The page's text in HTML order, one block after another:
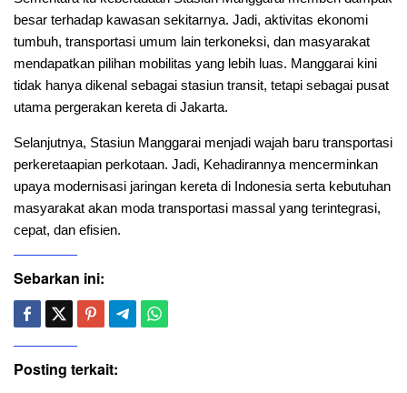
besar terhadap kawasan sekitarnya. Jadi, aktivitas ekonomi
tumbuh, transportasi umum lain terkoneksi, dan masyarakat
mendapatkan pilihan mobilitas yang lebih luas. Manggarai kini
tidak hanya dikenal sebagai stasiun transit, tetapi sebagai pusat
utama pergerakan kereta di Jakarta.
Selanjutnya, Stasiun Manggarai menjadi wajah baru transportasi
perkeretaapian perkotaan. Jadi, Kehadirannya mencerminkan
upaya modernisasi jaringan kereta di Indonesia serta kebutuhan
masyarakat akan moda transportasi massal yang terintegrasi,
cepat, dan efisien.
Sebarkan ini:
Posting terkait: